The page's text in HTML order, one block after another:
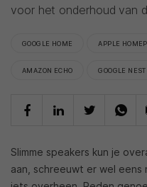
voor het onderhoud van
GOOGLE HOME APPLE
AMAZON ECHO GOOGLE
Slimme speakers kun je
aan, schreeuwt er wel eens